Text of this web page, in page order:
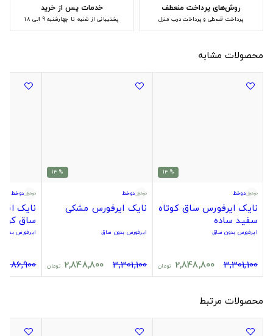
روش‌های پرداخت منعطف
پرداخت قسطی و پرداخت درب منزل
خدمات پس از خرید
پشتیبانی از شنبه تا چهارشنبه 9 الی 18
محصولات مشابه
% 14
دوخط
نایک ایرفورس ساق کوتاه
سفید ساده
ایرفورس بدون ساق
3,301,100
2,848,800 تومان
% 14
دوخط
نایک ایرفورس مشکی
ایرفورس بدون ساق
3,301,100
2,848,800 تومان
دوخط
نایک
ساق
ایرفورس
محصولات مرتبط